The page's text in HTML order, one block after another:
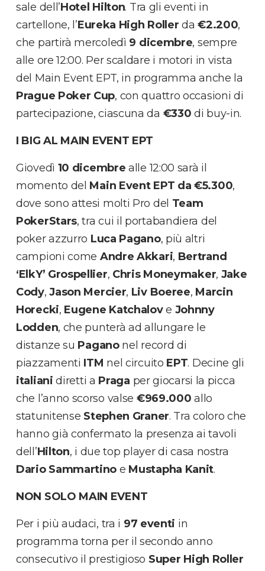
sale dell’Hotel Hilton. Tra gli eventi in
cartellone, l’Eureka High Rollerda€2.200,
che partirà mercoledì 9 dicembre, sempre
alle ore 12:00. Per scaldare i motori in vista
del Main Event EPT, in programma anche la
Prague Poker Cup, con quattro occasioni di
partecipazione, ciascuna da €330 di buy-in.
I BIG AL MAIN EVENT EPT
Giovedì 10 dicembre alle 12:00 sarà il
momento del Main Event EPT da €5.300,
dove sono attesi molti Pro del Team
PokerStars, tra cui il portabandiera del
poker azzurro Luca Pagano, più altri
campioni come Andre Akkari, Bertrand
‘ElkY’ Grospellier, Chris Moneymaker, Jake
Cody,Jason Mercier, Liv Boeree, Marcin
Horecki, Eugene Katchalove Johnny
Lodden, che punterà ad allungare le
distanze su Paganonel record di
piazzamenti ITM nel circuito EPT. Decine gli
italiani diretti a Praga per giocarsi la picca
che l’anno scorso valse €969.000allo
statunitense Stephen Graner. Tra coloro che
hanno già confermato la presenza ai tavoli
dell’Hilton, i due top player di casa nostra
Dario Sammartino e Mustapha Kanit.
NON SOLO MAIN EVENT
Per i più audaci, tra i 97 eventi in
programma torna per il secondo anno
consecutivo il prestigioso Super High Roller